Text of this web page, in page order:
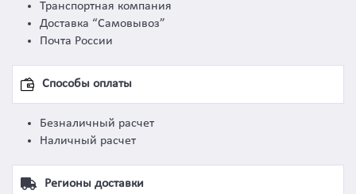
Транспортная компания
Доставка “Самовывоз”
Почта России
Способы оплаты
Безналичный расчет
Наличный расчет
Регионы доставки